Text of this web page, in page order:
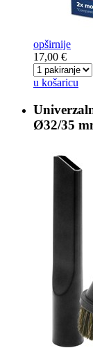
opširnije
17,00 €
u košaricu
Ø32/35